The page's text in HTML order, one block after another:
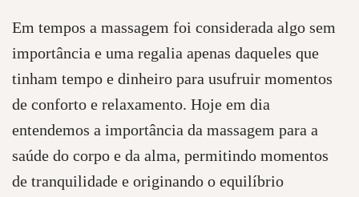
Em tempos a massagem foi considerada algo sem
importância e uma regalia apenas daqueles que
tinham tempo e dinheiro para usufruir momentos
de conforto e relaxamento. Hoje em dia
entendemos a importância da massagem para a
saúde do corpo e da alma, permitindo momentos
de tranquilidade e originando o equilíbrio